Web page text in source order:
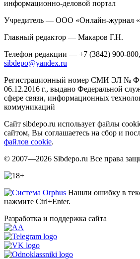
информационно-деловой портал
Учредитель — ООО «Онлайн-журнал
Главный редактор — Макаров Г.Н.
Телефон редакции — +7 (3842) 900-
sibdepo@yandex.ru
Регистрационный номер СМИ ЭЛ №
06.12.2016 г., выдано Федеральной
сфере связи, информационных
коммуникаций
Сайт sibdepo.ru использует файлы
сайтом, Вы соглашаетесь на сбор и
файлов cookie.
© 2007—2026 Sibdepo.ru Все права
Нашли ошибку в
нажмите Ctrl+Enter.
Разработка и поддержка сайта